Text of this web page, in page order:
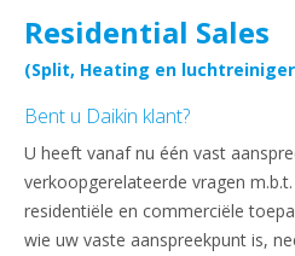
Residential Sales
(Split, Heating en
Bent u Daikin klant?
U heeft vanaf nu één vast
verkoopgerelateerde vragen
residentiële en commerciële
wie uw vaste aanspreekpunt is,